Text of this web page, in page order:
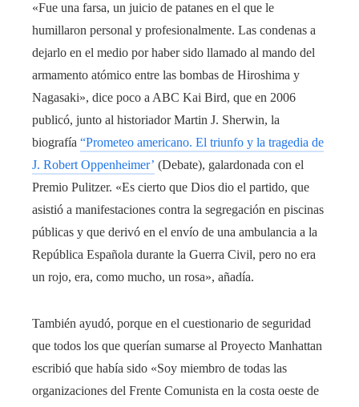
«Fue una farsa, un juicio de patanes en el que le
humillaron personal y profesionalmente. Las condenas a
dejarlo en el medio por haber sido llamado al mando del
armamento atómico entre las bombas de Hiroshima y
Nagasaki», dice poco a ABC Kai Bird, que en 2006
publicó, junto al historiador Martin J. Sherwin, la
biografía “Prometeo americano. El triunfo y la tragedia de
J. Robert Oppenheimer’ (Debate), galardonada con el
Premio Pulitzer. «Es cierto que Dios dio el partido, que
asistió a manifestaciones contra la segregación en piscinas
públicas y que derivó en el envío de una ambulancia a la
República Española durante la Guerra Civil, pero no era
un rojo, era, como mucho, un rosa», añadía.
También ayudó, porque en el cuestionario de seguridad
que todos los que querían sumarse al Proyecto Manhattan
escribió que había sido «Soy miembro de todas las
organizaciones del Frente Comunista en la costa oeste de